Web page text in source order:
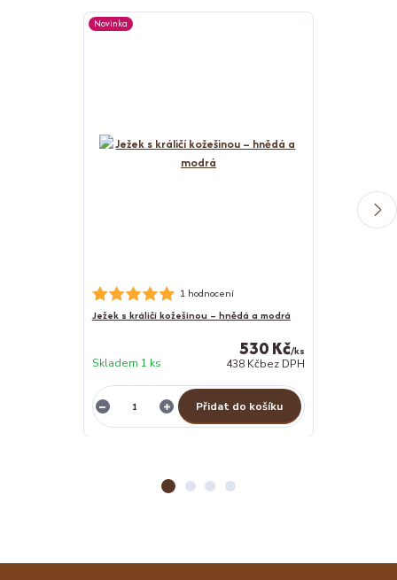
Novinka
1 hodnocení
Ježek s králičí kožešinou – hnědá a modrá
530 Kč/ks
438 Kčbez DPH
Skladem 1 ks
Přidat do košíku